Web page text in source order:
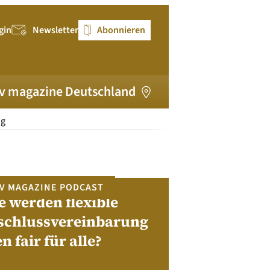
Newsletter Abonnieren
magazine Deutschland
MAGAZINE PODCAST
werden flexible
fair für alle?